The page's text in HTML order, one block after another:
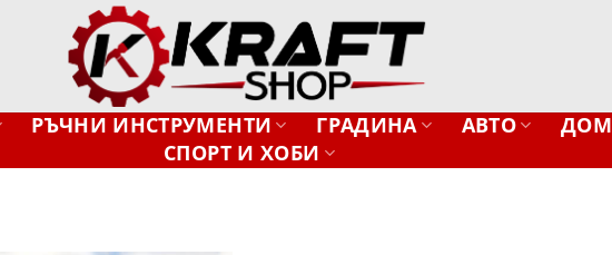
РЪЧНИ ИНСТРУМЕНТИ ГРАДИНА АВТО ДОМ
СПОРТ И ХОБИ